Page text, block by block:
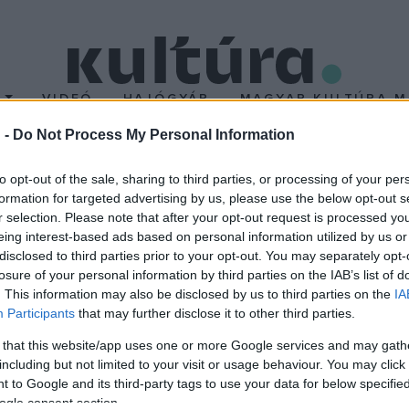
- Do Not Process My Personal Information
opt-out of the sale, sharing to third parties, or processing of your
for targeted advertising by us, please use the below opt-out
selection. Please note that after your opt-out request is processed
interest-based ads based on personal information utilized by us
to third parties prior to your opt-out. You may separately
of your personal information by third parties on the IAB’s list of
This information may also be disclosed by us to third parties on the
Participants that may further disclose it to other third parties.
that this website/app uses one or more Google services and may
but not limited to your visit or usage behaviour. You may
to Google and its third-party tags to use your data for below
consent section.
VIDEÓ HAJÓGYÁR MAGYAR KULTÚRA
Intézet igazgatója elmondta, hogy a poznani színházi
GyörgyKvartettjét, előtte Egressy ZoltánPortugálcímű
áldozatainak állít emléket. A 16 éves Lilla és a 13 éves
szimbolizálja. A történetet korabeli filmslágerek és
állította színpadra, Lillát Szoták Andrea, míg Éva szerepét